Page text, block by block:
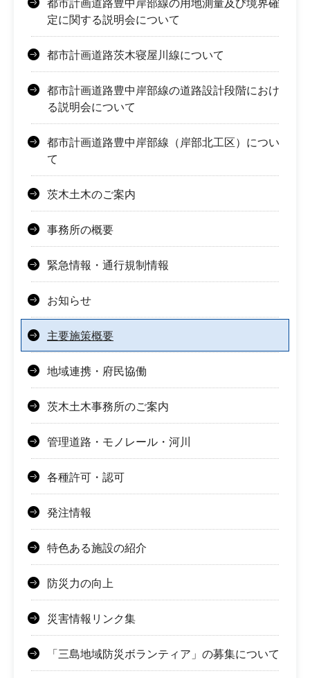
都市計画道路豊中岸部線の用地測量及び境界確
定に関する説明会について
都市計画道路茨木寝屋川線について
都市計画道路豊中岸部線の道路設計段階におけ
る説明会について
都市計画道路豊中岸部線（岸部北工区）につい
て
茨木土木のご案内
事務所の概要
緊急情報・通行規制情報
お知らせ
主要施策概要
地域連携・府民協働
茨木土木事務所のご案内
管理道路・モノレール・河川
各種許可・認可
発注情報
特色ある施設の紹介
防災力の向上
災害情報リンク集
「三島地域防災ボランティア」の募集について